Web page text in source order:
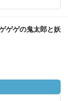
ゲゲの鬼太郎と妖